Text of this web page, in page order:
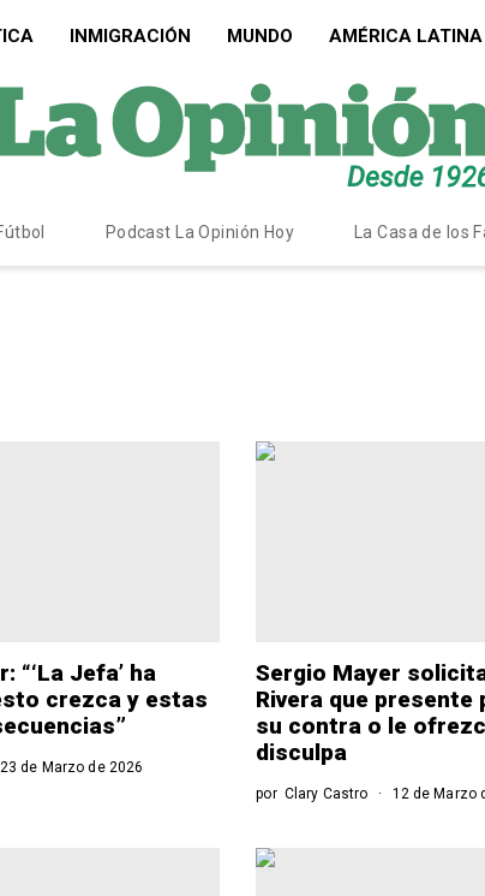
INMIGRACIÓN MUNDO AMÉRICA LATINA
Podcast La Opinión Hoy La Casa de los
“‘La Jefa’ ha
crezca y estas
23 de Marzo de 2026
Sergio Mayer
Rivera que presente
su contra o le
disculpa
por Clary Castro 12 de Marzo